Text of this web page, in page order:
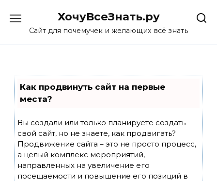
content
ХочуВсеЗнать.ру
Сайт для почемучек и желающих всё знать
Как продвинуть сайт на первые
места?
Вы создали или только планируете создать
свой сайт, но не знаете, как продвигать?
Продвижение сайта – это не просто процесс,
а целый комплекс мероприятий,
направленных на увеличение его
посещаемости и повышение его позиций в